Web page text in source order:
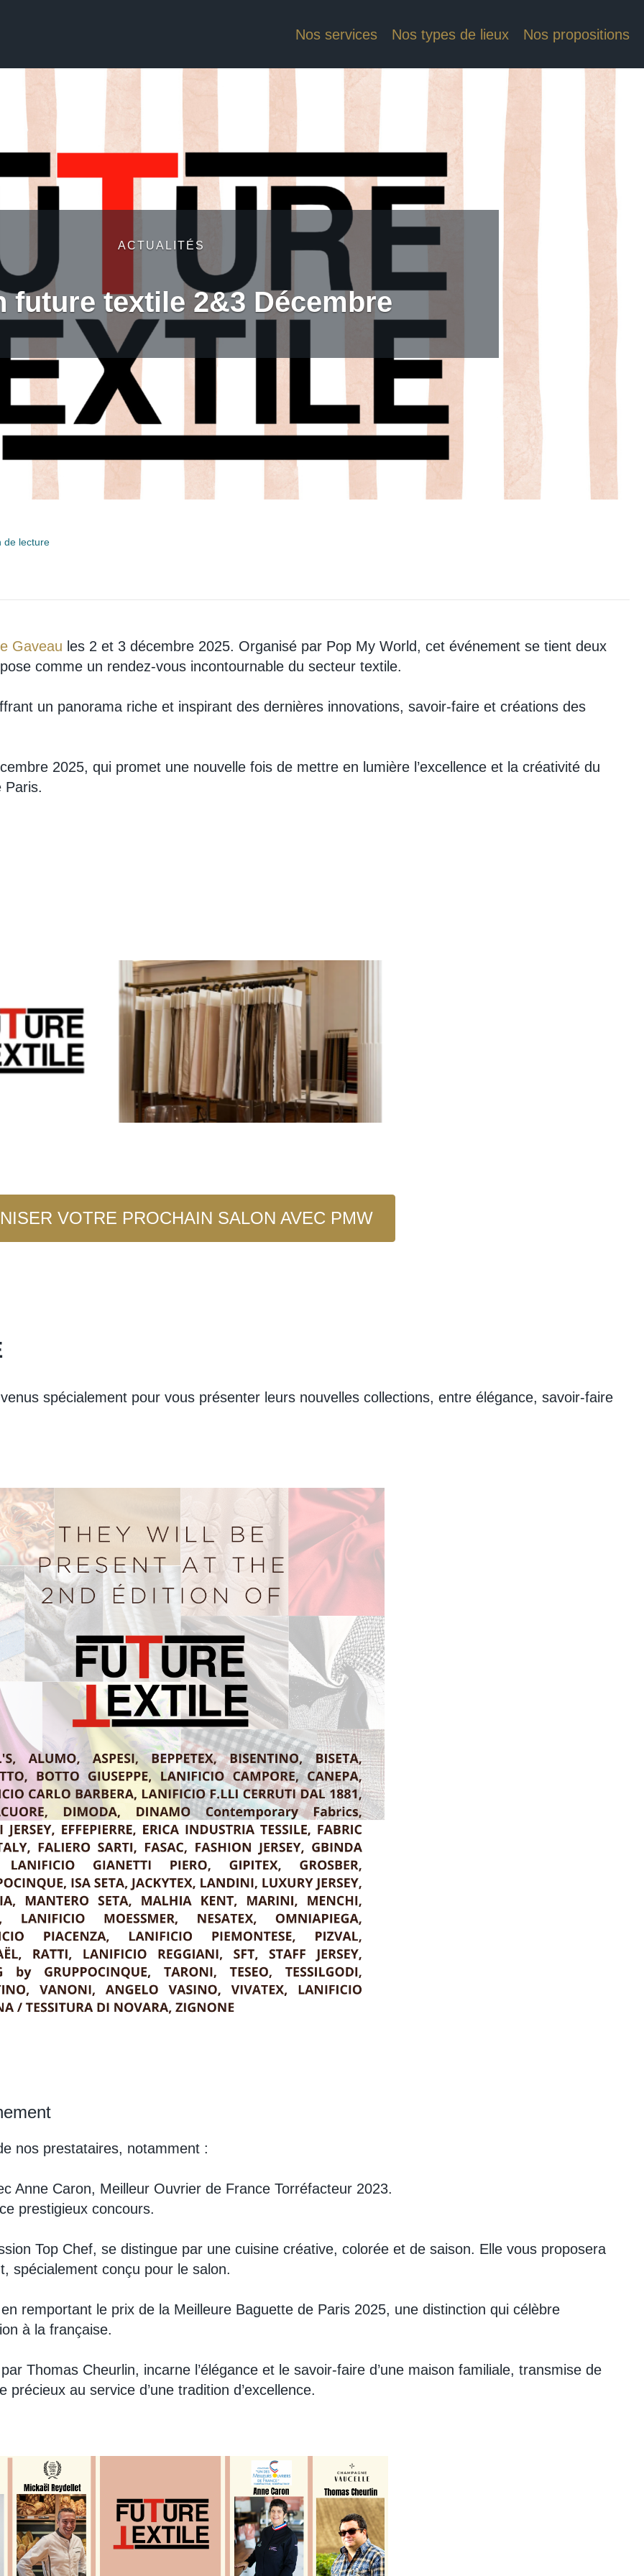
Nos services Nos types de lieux Nos propositions
ACTUALITÉS
future textile 2&3 Décembre
de lecture
Gaveau les 2 et 3 décembre 2025. Organisé par Pop My World, cet événement se tient deux
comme un rendez-vous incontournable du secteur textile.
un panorama riche et inspirant des dernières innovations, savoir-faire et créations des
2025, qui promet une nouvelle fois de mettre en lumière l’excellence et la créativité du
Paris.
VOTRE PROCHAIN SALON AVEC PMW
spécialement pour vous présenter leurs nouvelles collections, entre élégance, savoir-faire
nos prestataires, notamment :
Anne Caron, Meilleur Ouvrier de France Torréfacteur 2023.
prestigieux concours.
Top Chef, se distingue par une cuisine créative, colorée et de saison. Elle vous proposera
spécialement conçu pour le salon.
remportant le prix de la Meilleure Baguette de Paris 2025, une distinction qui célèbre
à la française.
Thomas Cheurlin, incarne l’élégance et le savoir-faire d’une maison familiale, transmise de
au service d’une tradition d’excellence.